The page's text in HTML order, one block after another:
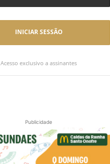
INICIAR SESSÃO
Acesso exclusivo a assinantes
Publicidade